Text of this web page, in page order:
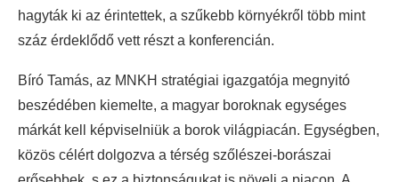
hagyták ki az érintettek, a szűkebb környékről több mint
száz érdeklődő vett részt a konferencián.
Bíró Tamás, az MNKH stratégiai igazgatója megnyitó
beszédében kiemelte, a magyar boroknak egységes
márkát kell képviselniük a borok világpiacán. Egységben,
közös célért dolgozva a térség szőlészei-borászai